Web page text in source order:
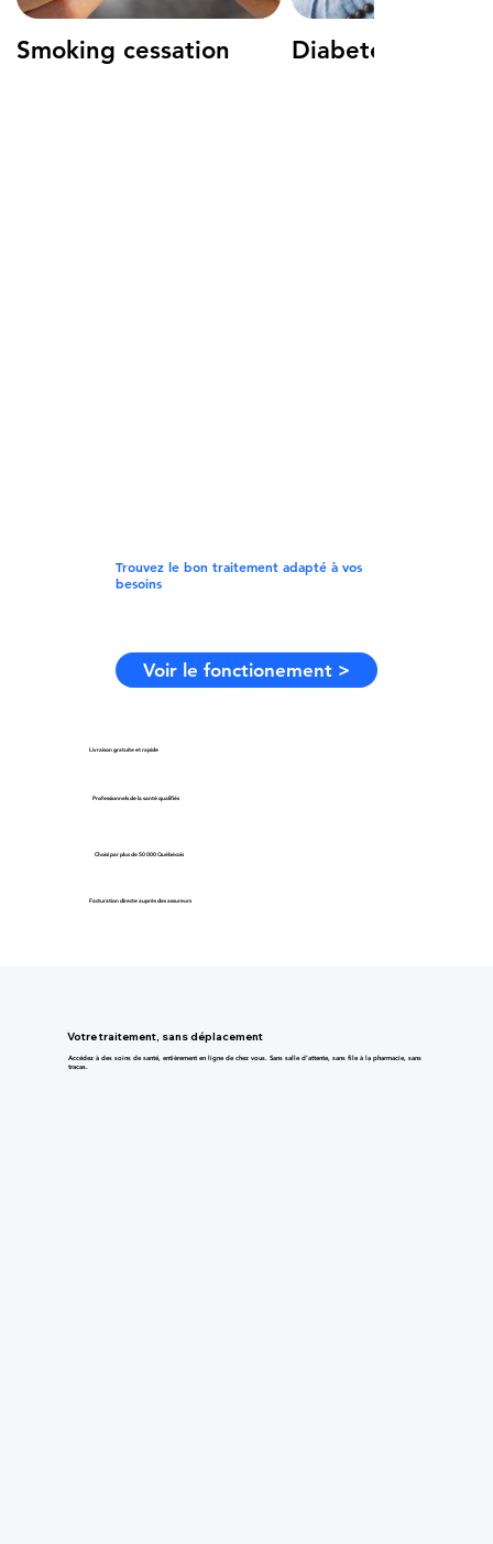
Smoking cessation Diabete
Voir le fonctionement >
Livraison gratuite et rapide
Professionnels de la santé qualifiés
Choisi par plus de 50 000 Québécois
Facturation directe auprès des assureurs
Trouvez le bon traitement adapté à vos
besoins
Votre traitement, sans déplacement
Accédez à des soins de santé, entièrement en ligne de chez vous. Sans salle d’attente, sans file à la pharmacie, sans
tracas.